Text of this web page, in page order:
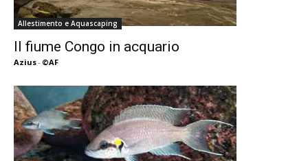
Allestimento e Aquascaping
Il fiume Congo in acquario
Azius- ©AF